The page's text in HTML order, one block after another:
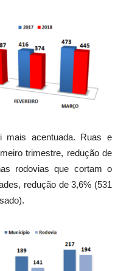
mais acentuada. Ruas e
trimestre, redução de
rodovias que cortam o
redução de 3,6% (531